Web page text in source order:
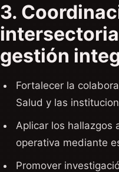
3.
gestión
Fortalecer la
Salud y las
Aplicar los hallazgos
operativa mediante
Promover